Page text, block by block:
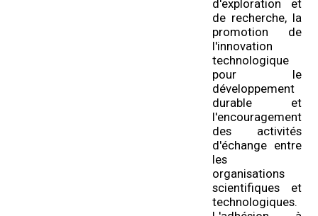
d'exploration et
de recherche, la
promotion de
l'innovation
technologique
pour le
développement
durable et
l'encouragement
des activités
d'échange entre
les
organisations
scientifiques et
technologiques.